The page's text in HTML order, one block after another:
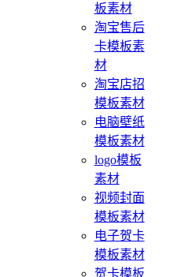
板素材
淘宝售后
卡模板素
材
淘宝店招
模板素材
电脑壁纸
模板素材
logo模板
素材
视频封面
模板素材
电子贺卡
模板素材
贺卡模板